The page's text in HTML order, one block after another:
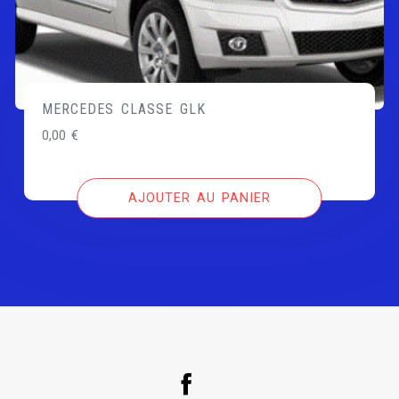
MERCEDES CLASSE GLK
0,00€
AJOUTER AU PANIER